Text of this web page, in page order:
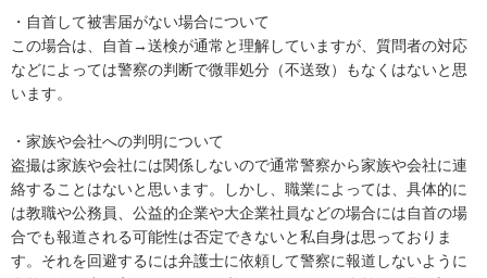
・自首して被害届がない場合について
この場合は、自首→送検が通常と理解していますが、質問者の対応
などによっては警察の判断で微罪処分（不送致）もなくはないと思
います。
・家族や会社への判明について
盗撮は家族や会社には関係しないので通常警察から家族や会社に連
絡することはないと思います。しかし、職業によっては、具体的に
は教職や公務員、公益的企業や大企業社員などの場合には自首の場
合でも報道される可能性は否定できないと私自身は思っておりま
す。それを回避するには弁護士に依頼して警察に報道しないように